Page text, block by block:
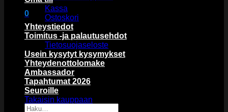
0
Ostoskori
Ostoskori on tyhjä.
Takaisin kauppaan
Kassa
Ostoskori
Yhteystiedot
Toimitus -ja palautusehdot
Tietosuojaseloste
Usein kysytyt kysymykset
Yhteydenottolomake
Ambassador
Tapahtumat 2026
Seuroille
Etsi: